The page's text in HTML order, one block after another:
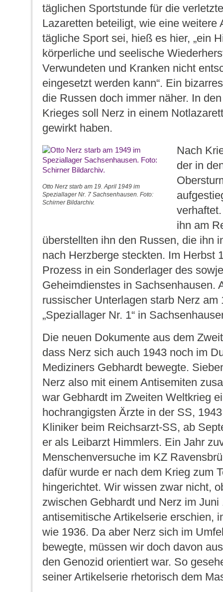
täglichen Sportstunde für die
Lazaretten beteiligt, wie eine weitere
tägliche Sport sei, hieß es hier, „ein
körperliche und seelische
Verwundeten und Kranken nicht
eingesetzt werden kann“. Ein
die Russen doch immer näher. In
Krieges soll Nerz in einem
gewirkt haben.
Otto Nerz starb am 19. April 1949 im
Speziallager Nr. 7 Sachsenhausen. Foto:
Schirner Bildarchiv.
Nach
der in
ihn am
überstellten ihn den Russen, die ihn
nach Herzberge steckten. Im Herbst
Prozess in ein Sonderlager des
Geheimdienstes in Sachsenhausen.
russischer Unterlagen starb Nerz am
„Speziallager Nr. 1“ in
Die neuen Dokumente aus dem
dass Nerz sich auch 1943 noch im
Mediziners Gebhardt bewegte.
Nerz also mit einem Antisemiten
war Gebhardt im Zweiten Weltkrieg
hochrangigsten Ärzte in der SS,
Kliniker beim Reichsarzt-SS, ab
er als Leibarzt Himmlers. Ein Jahr
Menschenversuche im KZ
dafür wurde er nach dem Krieg zum
hingerichtet. Wir wissen zwar nicht,
zwischen Gebhardt und Nerz im Juni
antisemitische Artikelserie erschien,
wie 1936. Da aber Nerz sich im
bewegte, müssen wir doch davon
den Genozid orientiert war. So
seiner Artikelserie rhetorisch dem